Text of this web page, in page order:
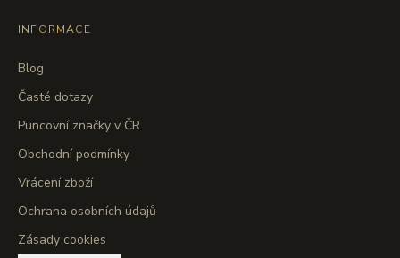
INFORMACE
Blog
Časté dotazy
Puncovní značky v ČR
Obchodní podmínky
Vrácení zboží
Ochrana osobních údajů
Zásady cookies